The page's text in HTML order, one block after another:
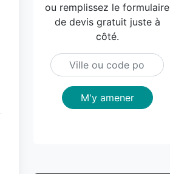
ou remplissez le formulaire
de devis gratuit juste à
côté.
M'y amener